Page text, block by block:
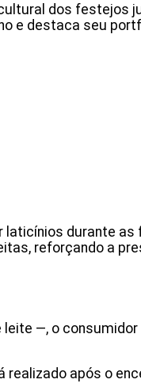
dos festejos
e destaca seu
laticínios durante
reforçando a
—, o
após o